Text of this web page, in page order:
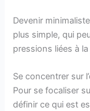
Devenir
plus simple, qui
pressions liées à
Se concentrer sur
Pour se focaliser
définir ce qui est